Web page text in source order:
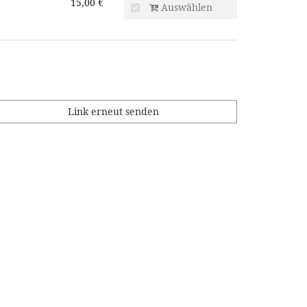
Auswählen
Link erneut senden